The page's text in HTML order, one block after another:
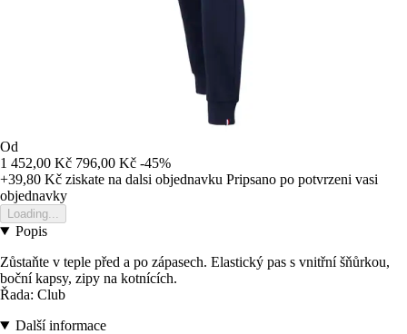
Od
1 452,00 Kč 796,00 Kč -45%
+39,80 Kč ziskate na dalsi objednavku Pripsano po potvrzeni vasi
objednavky
Loading...
Popis
Zůstaňte v teple před a po zápasech. Elastický pas s vnitřní šňůrkou,
boční kapsy, zipy na kotnících.
Řada: Club
Další informace